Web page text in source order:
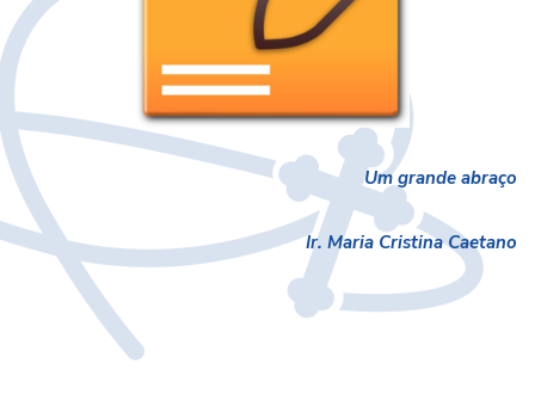
Um grande abraço
Ir. Maria Cristina Caetano